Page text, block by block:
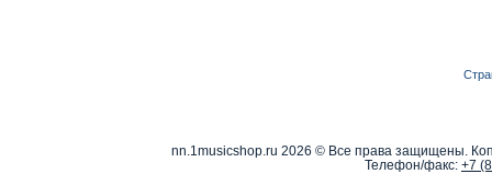
nn.1musicshop.ru 2026 © Все права защищены.
Телефон/факс: +7